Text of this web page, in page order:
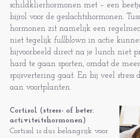
schildklierhormonen met – een
bijrol voor de geslachtshormonen.
hormonen zit namelijk een
niet tegelijk fullblown in actie
bijvoorbeeld direct na je lunch niet
hard te gaan sporten, omdat de
spijsvertering gaat. En bij veel stress
aan voortplanten.
Cortisol (stress- of beter:
activiteitshormonen)
Cortisol is dus belangrijk voor